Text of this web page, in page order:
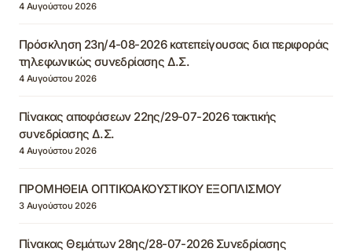
4 Αυγούστου 2026
Πρόσκληση 23η/4-08-2026 κατεπείγουσας δια περιφοράς
τηλεφωνικώς συνεδρίασης Δ.Σ.
4 Αυγούστου 2026
Πίνακας αποφάσεων 22ης/29-07-2026 τακτικής
συνεδρίασης Δ.Σ.
4 Αυγούστου 2026
ΠΡΟΜΗΘΕΙΑ ΟΠΤΙΚΟΑΚΟΥΣΤΙΚΟΥ ΕΞΟΠΛΙΣΜΟΥ
3 Αυγούστου 2026
Πίνακας Θεμάτων 28ης/28-07-2026 Συνεδρίασης